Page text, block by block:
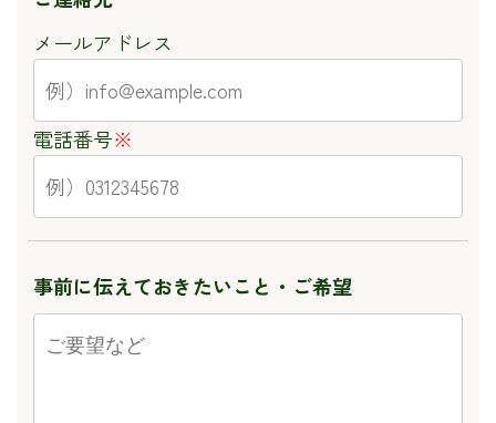
メールアドレス
電話番号※
事前に伝えておきたいこと・ご希望